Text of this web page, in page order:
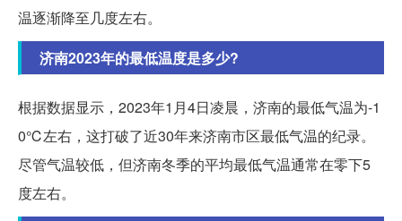
温逐渐降至几度左右。
济南2023年的最低温度是多少?
根据数据显示，2023年1月4日凌晨，济南的最低气温为-1
0℃左右，这打破了近30年来济南市区最低气温的纪录。
尽管气温较低，但济南冬季的平均最低气温通常在零下5
度左右。